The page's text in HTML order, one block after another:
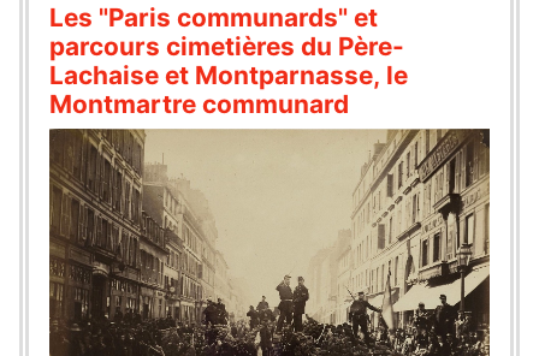
Les "Paris communards" et
parcours cimetières du Père-
Lachaise et Montparnasse, le
Montmartre communard